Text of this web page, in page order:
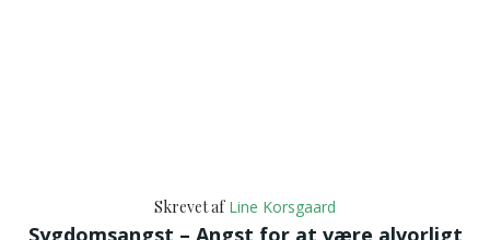
Skrevet af Line Korsgaard
Sygdomsangst – Angst for at være alvorligt